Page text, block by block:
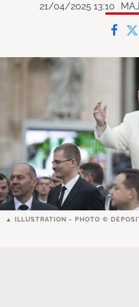
21/04/2025 13:10
MAJ
ILLUSTRATION - PHOTO ©